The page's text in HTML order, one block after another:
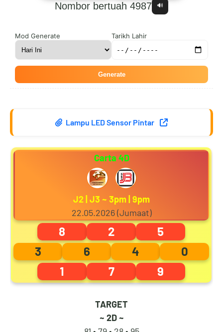
6
7
0
1
1
2
4
5
6
0
1
3
4
5
0
3
4
Nombor bertuah 4987 🔊
Mod Generate Tarikh Lahir
Generate
Lampu LED Sensor Pintar
Carta 4D
J2 | J3 ~ 3pm | 9pm
22.05.2026 (Jumaat)
8 2
5
3
6 4
0
1
7 9
TARGET
~ 2D ~